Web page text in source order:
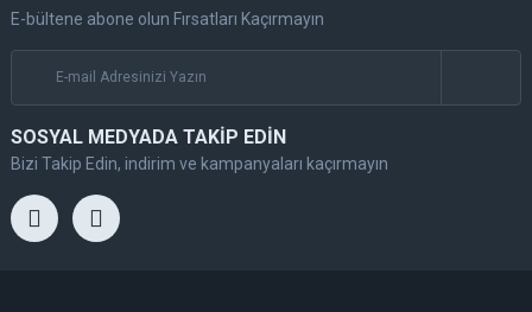
E-bültene abone olun Fırsatları Kaçırmayın
SOSYAL MEDYADA TAKİP EDİN
Bizi Takip Edin, indirim ve kampanyaları kaçırmayın